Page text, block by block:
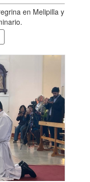
en Melipilla y